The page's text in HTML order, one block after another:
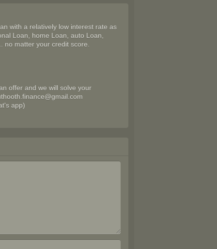
with a relatively low interest rate as
Loan, home Loan, auto Loan,
no matter your credit score.
offer and we will solve your
app)